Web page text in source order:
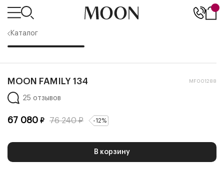
Каталог
MOON FAMILY 134 MF001288
25 отзывов
67 080 ₽ 76 240₽ -12%
В корзину